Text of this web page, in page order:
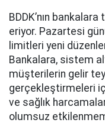
BDDK’nın
eriyor. Pazartesi
limitleri yeni
Bankalara, sistem
müşterilerin gelir
gerçekleştirmeleri
ve sağlık
olumsuz